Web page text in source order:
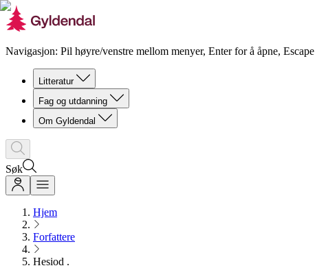
Navigasjon: Pil høyre/venstre mellom menyer, Enter for å åpne,
Litteratur
Fag og utdanning
Om Gyldendal
Søk
Hjem
Forfattere
Hesiod .